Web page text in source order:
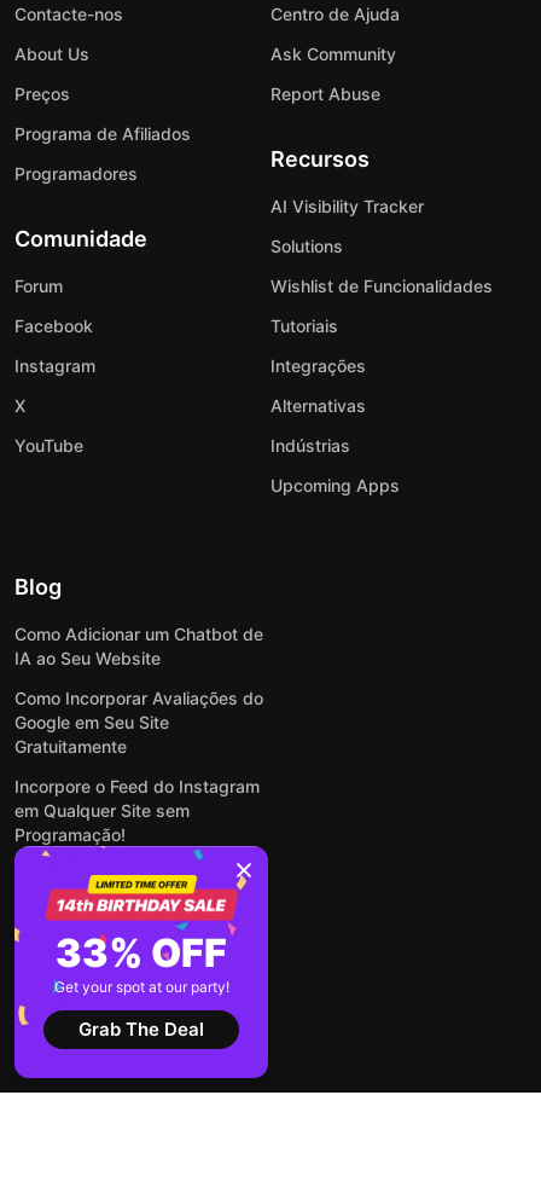
Contacte-nos
About Us
Preços
Programa de Afiliados
Programadores
Comunidade
Forum
Facebook
Instagram
X
YouTube
Centro de Ajuda
Ask Community
Report Abuse
Recursos
AI Visibility Tracker
Solutions
Wishlist de Funcionalidades
Tutoriais
Integrações
Alternativas
Indústrias
Upcoming Apps
Blog
Como Adicionar um Chatbot de
IA ao Seu Website
Como Incorporar Avaliações do
Google em Seu Site
Gratuitamente
Incorpore o Feed do Instagram
em Qualquer Site sem
Programação!
Como Incorporar Formulários
em Qualquer Site Online e
Gratuitamente
Como Criar Formulário para
WordPress: Simples e Rápido
Ver todas publicações
33% OFF
Get your spot at our party!
Grab The Deal